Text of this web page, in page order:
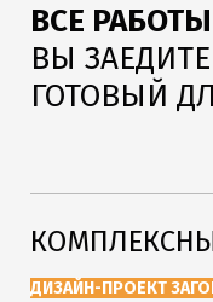
ВСЕ
ВЫ
ГОТОВЫЙ
ДИЗАЙН-ПРОЕКТ